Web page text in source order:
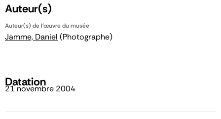
Auteur(s)
Auteur(s) de l'œuvre du musée
Jamme, Daniel (Photographe)
Datation
21 novembre 2004